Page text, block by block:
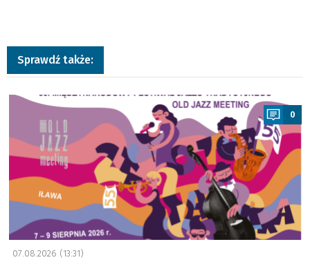
Sprawdź także:
a
0
07.08.2026 (13:31)